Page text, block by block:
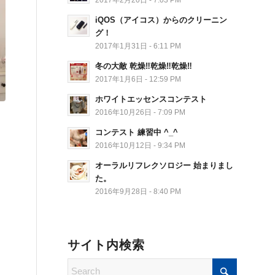
iQOS（アイコス）からのクリーニン
グ！
2017年1月31日 - 6:11 PM
冬の大敵 乾燥‼︎乾燥‼︎乾燥‼︎
2017年1月6日 - 12:59 PM
ホワイトエッセンスコンテスト
2016年10月26日 - 7:09 PM
コンテスト 練習中 ^_^
2016年10月12日 - 9:34 PM
オーラルリフレクソロジー 始まりまし
た。
2016年9月28日 - 8:40 PM
サイト内検索